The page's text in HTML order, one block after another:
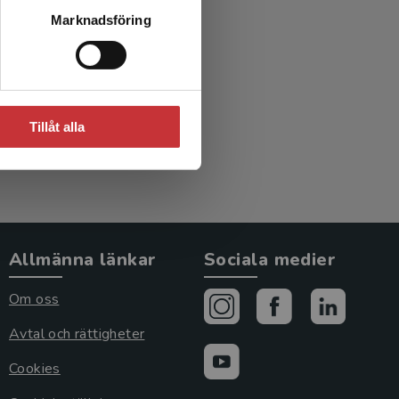
Marknadsföring
Tillåt alla
Allmänna länkar
Om oss
Avtal och rättigheter
Cookies
Sociala medier